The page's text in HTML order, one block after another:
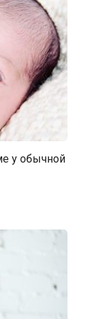
у обычной